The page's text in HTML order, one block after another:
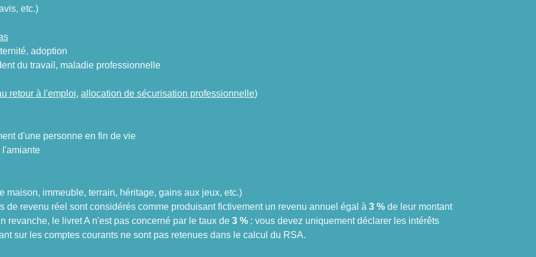
etc.)
adoption
du travail, maladie professionnelle
retour à l'emploi, allocation de sécurisation professionnelle)
d'une personne en fin de vie
l'amiante
maison, immeuble, terrain, héritage, gains aux jeux, etc.)
de revenu réel sont considérés comme produisant fictivement un revenu annuel égal à 3 % de leur montant
revanche, le livret A n'est pas concerné par le taux de 3 % : vous devez uniquement déclarer les intérêts
sur les comptes courants ne sont pas retenues dans le calcul du RSA.